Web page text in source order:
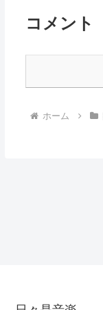
コメント
ホーム